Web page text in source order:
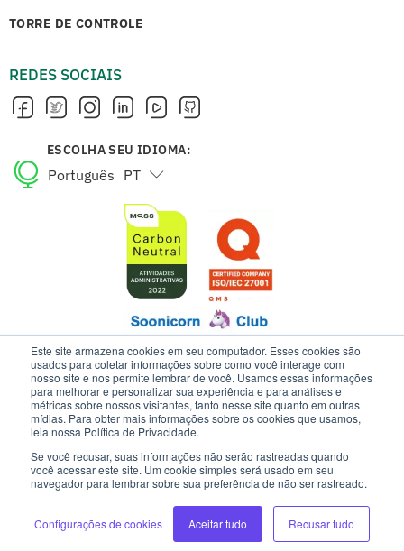
Este site armazena cookies em seu computador. Esses cookies são
usados para coletar informações sobre como você interage com
nosso site e nos permite lembrar de você. Usamos essas informações
para melhorar e personalizar sua experiência e para análises e
métricas sobre nossos visitantes, tanto nesse site quanto em outras
mídias. Para obter mais informações sobre os cookies que usamos,
leia nossa Política de Privacidade.
Se você recusar, suas informações não serão rastreadas quando
você acessar este site. Um cookie simples será usado em seu
navegador para lembrar sobre sua preferência de não ser rastreado.
Configurações de cookies Aceitar tudo Recusar tudo
TORRE DE CONTROLE
REDES SOCIAIS
ESCOLHA SEU IDIOMA:
Português PT
English EN
ESTE SITE USA COOKIES E DADOS PESSOAIS DE ACORDO COM OS
NOSSOS TERMOS DE USO E AVISO DE PRIVACIDADE.
INTELIPOST | TODOS OS DIREITOS RESERVADOS
DESENVOLVIMENTO: